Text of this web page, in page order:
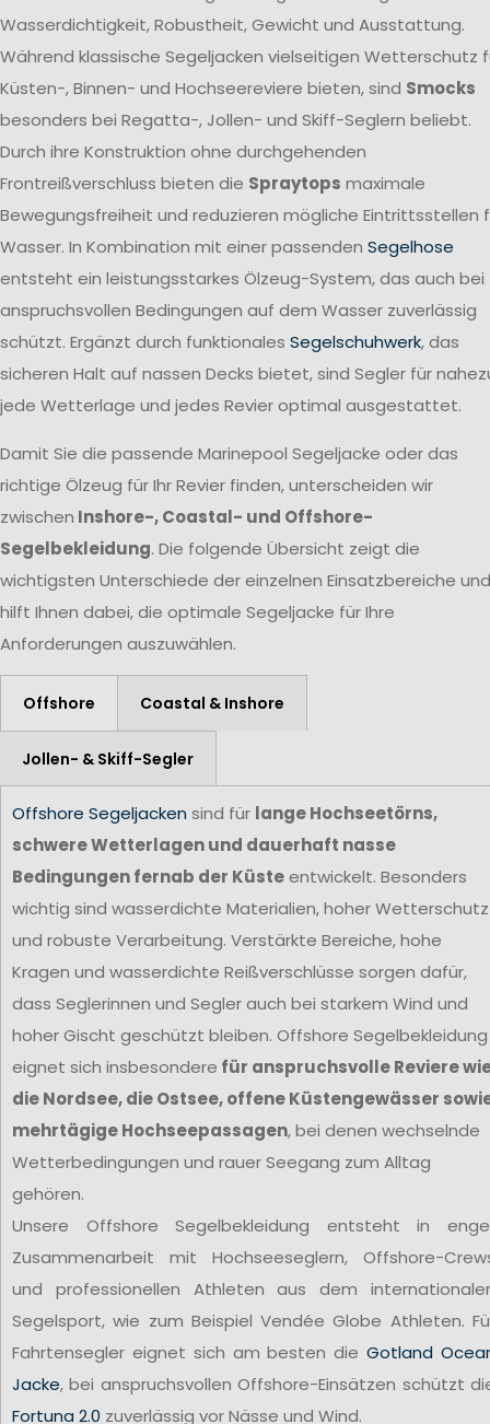
Wasserdichtigkeit, Robustheit, Gewicht und Ausstattung.
Während klassische Segeljacken vielseitigen Wetterschutz
Küsten-, Binnen- und Hochseereviere bieten, sind Smocks
besonders bei Regatta-, Jollen- und Skiff-Seglern beliebt.
Durch ihre Konstruktion ohne durchgehenden
Frontreißverschluss bieten die Spraytops maximale
Bewegungsfreiheit und reduzieren mögliche Eintrittsstellen
Wasser. In Kombination mit einer passenden Segelhose
entsteht ein leistungsstarkes Ölzeug-System, das auch bei
anspruchsvollen Bedingungen auf dem Wasser zuverlässig
schützt. Ergänzt durch funktionales Segelschuhwerk, das
sicheren Halt auf nassen Decks bietet, sind Segler für
jede Wetterlage und jedes Revier optimal ausgestattet.
Damit Sie die passende Marinepool Segeljacke oder das
richtige Ölzeug für Ihr Revier finden, unterscheiden wir
zwischen Inshore-, Coastal- und Offshore-
Segelbekleidung. Die folgende Übersicht zeigt die
wichtigsten Unterschiede der einzelnen Einsatzbereiche und
hilft Ihnen dabei, die optimale Segeljacke für Ihre
Anforderungen auszuwählen.
Offshore Coastal & Inshore
Jollen- & Skiff-Segler
Offshore Segeljacken sind für lange Hochseetörns,
schwere Wetterlagen und dauerhaft nasse
Bedingungen fernab der Küsteentwickelt. Besonders
wichtig sind wasserdichte Materialien, hoher Wetterschutz
und robuste Verarbeitung. Verstärkte Bereiche, hohe
Kragen und wasserdichte Reißverschlüsse sorgen dafür,
dass Seglerinnen und Segler auch bei starkem Wind und
hoher Gischt geschützt bleiben. Offshore Segelbekleidung
eignet sich insbesondere für anspruchsvolle Reviere
die Nordsee, die Ostsee, offene Küstengewässer
mehrtägige Hochseepassagen, bei denen wechselnde
Wetterbedingungen und rauer Seegang zum Alltag
gehören.
Unsere Offshore Segelbekleidung entsteht in
Zusammenarbeit mit Hochseeseglern, Offshore-
und professionellen Athleten aus dem
Segelsport, wie zum Beispiel Vendée Globe Athleten.
Fahrtensegler eignet sich am besten dieGotland
Jacke, bei anspruchsvollen Offshore-Einsätzen schützt
Fortuna 2.0 zuverlässig vor Nässe und Wind.